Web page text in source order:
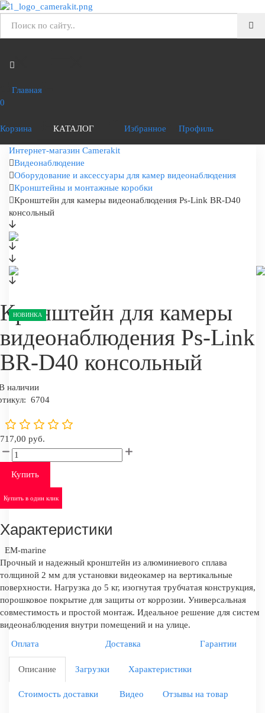
Главная
0
Корзина КАТАЛОГ Избранное Профиль
Интернет-магазин Camerakit
Видеонаблюдение
Оборудование и аксессуары для камер видеонаблюдения
Кронштейны и монтажные коробки
Кронштейн для камеры видеонаблюдения Ps-Link BR-D40
консольный
НОВИНКА
Кронштейн для камеры
видеонаблюдения Ps-Link
BR-D40 консольный
наличии
6704
717,00 руб.
Купить
Купить в один клик
Характеристики
EM-marine
Прочный и надежный кронштейн из алюминиевого сплава
толщиной 2 мм для установки видеокамер на вертикальные
поверхности. Нагрузка до 5 кг, изогнутая трубчатая конструкция,
порошковое покрытие для защиты от коррозии. Универсальная
совместимость и простой монтаж. Идеальное решение для систем
видеонаблюдения внутри помещений и на улице.
Оплата
Доставка Гарантии
Описание Загрузки Характеристики
Стоимость доставки Видео Отзывы на товар